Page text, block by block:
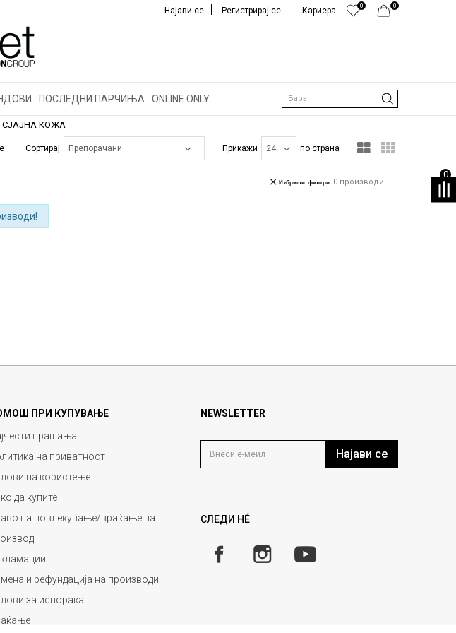
0
0
Кариера
Најави се Регистрирај се
ПОСЛЕДНИ ПАРЧИЊА ONLINE ONLY Барај
0
СЈАЈНА КОЖА
Сортирај Прикажи по страна
0 производи
Избриши филтри
ПРИ КУПУВАЊЕ
прашања
на приватност
на користење
да купите
на повлекување/враќање на
и рефундација на производи
за испорака
NEWSLETTER
Најави се
СЛЕДИ НÉ